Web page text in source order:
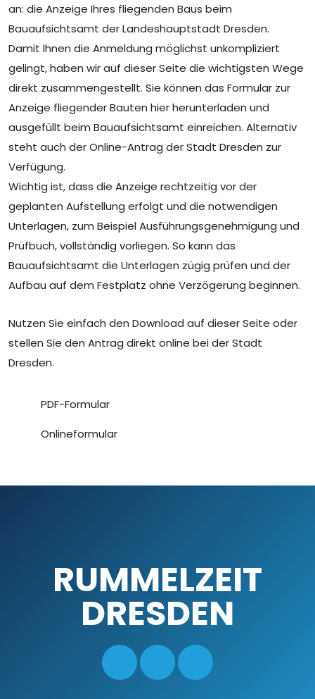
an: die Anzeige Ihres fliegenden Baus beim
Bauaufsichtsamt der Landeshauptstadt Dresden.
Damit Ihnen die Anmeldung möglichst unkompliziert
gelingt, haben wir auf dieser Seite die wichtigsten Wege
direkt zusammengestellt. Sie können das Formular zur
Anzeige fliegender Bauten hier herunterladen und
ausgefüllt beim Bauaufsichtsamt einreichen. Alternativ
steht auch der Online-Antrag der Stadt Dresden zur
Verfügung.
Wichtig ist, dass die Anzeige rechtzeitig vor der
geplanten Aufstellung erfolgt und die notwendigen
Unterlagen, zum Beispiel Ausführungsgenehmigung und
Prüfbuch, vollständig vorliegen. So kann das
Bauaufsichtsamt die Unterlagen zügig prüfen und der
Aufbau auf dem Festplatz ohne Verzögerung beginnen.
Nutzen Sie einfach den Download auf dieser Seite oder
stellen Sie den Antrag direkt online bei der Stadt
Dresden.
PDF-Formular
Onlineformular
RUMMELZEIT
DRESDEN